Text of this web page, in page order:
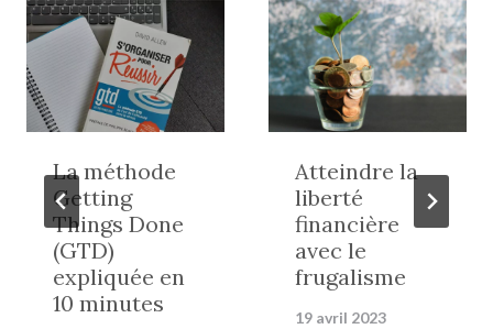
La méthode
Getting
Things Done
(GTD)
expliquée en
10 minutes
Atteindre la
liberté
financière
avec le
frugalisme
19 avril 2023